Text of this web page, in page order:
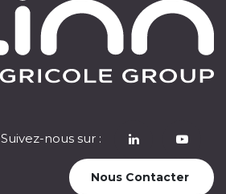
Suivez-nous sur :
Nous Contacter